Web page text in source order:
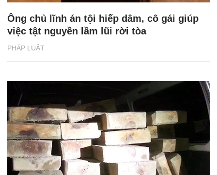
PHÁP LUẬT
Ông chủ lĩnh án tội hiếp dâm, cô gái giúp
việc tật nguyền lầm lũi rời tòa